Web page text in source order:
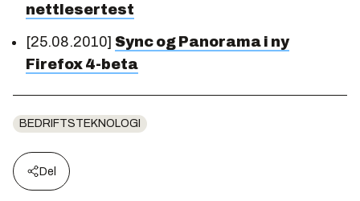
nettlesertest
[25.08.2010] Sync og Panorama i ny
Firefox 4-beta
BEDRIFTSTEKNOLOGI
Del